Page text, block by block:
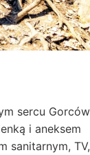
sercu
i aneksem
sanitarnym, TV,